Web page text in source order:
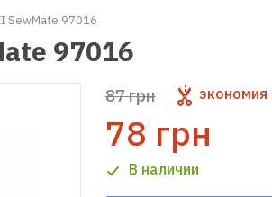
SewMate 97016
97016
87 грн экономия
78 грн
В наличии